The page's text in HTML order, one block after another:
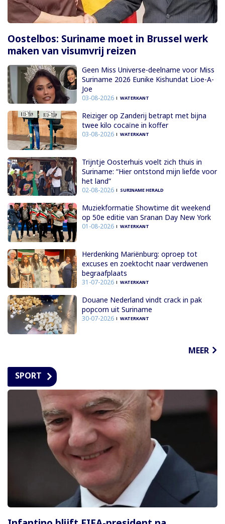
Oostelbos: Suriname moet in Brussel werk
maken van visumvrij reizen
Geen Miss Universe-deelname voor Miss
Suriname 2026 Eunike Kishundat Lioe-A-
Joe
03-08-2026 WATERKANT
Reiziger op Zanderij betrapt met bijna
twee kilo cocaïne in koffer
03-08-2026 WATERKANT
Trijntje Oosterhuis voelt zich thuis in
Suriname: “Hier ontstond mijn liefde voor
het land”
02-08-2026 SURINAME HERALD
Muziekformatie Showtime dit weekend
op 50e editie van Sranan Day New York
01-08-2026 WATERKANT
Herdenking Mariënburg: oproep tot
excuses en zoektocht naar verdwenen
begraafplaats
31-07-2026 WATERKANT
Douane Nederland vindt crack in pak
popcorn uit Suriname
30-07-2026 WATERKANT
MEER
SPORT